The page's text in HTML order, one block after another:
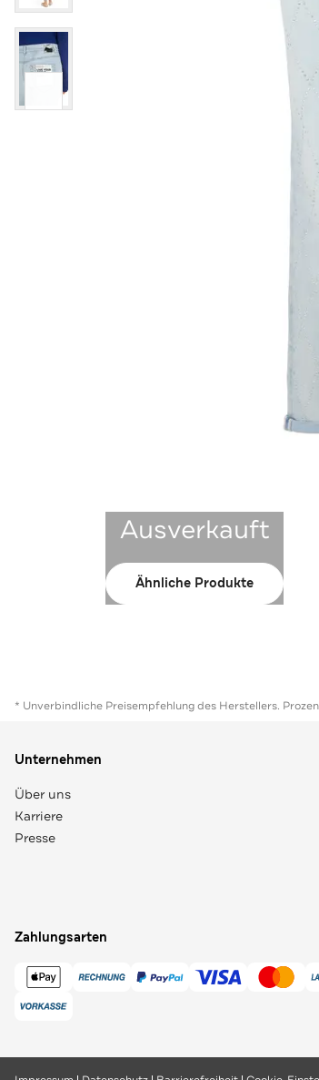
Ausverkauft
Ähnliche Produkte
* Unverbindliche Preisempfehlung des Herstellers.
Unternehmen
Über uns
Karriere
Presse
Zahlungsarten